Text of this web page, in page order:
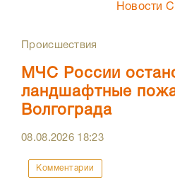
Новости
Происшествия
МЧС России
ландшафтные
Волгограда
08.08.2026 18:23
Комментарии